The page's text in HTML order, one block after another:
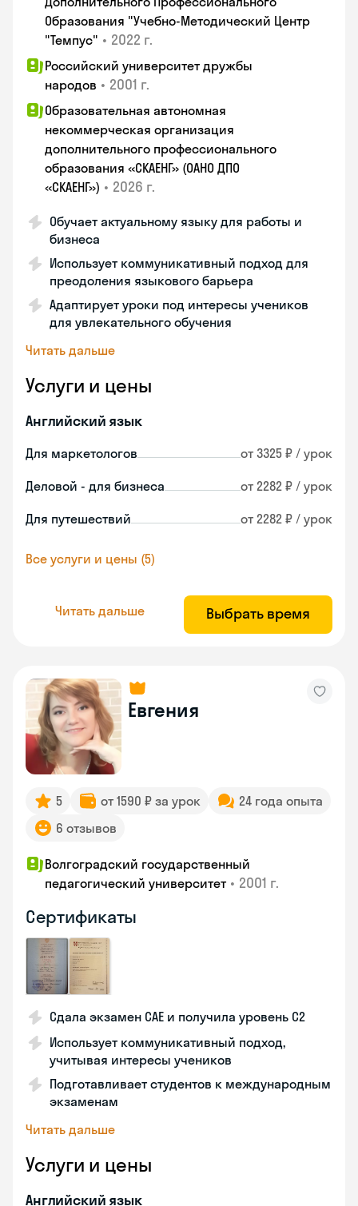
Образования "Учебно-Методический Центр
"Темпус" • 2022 г.
Российский университет дружбы
народов • 2001 г.
Образовательная автономная
некоммерческая организация
дополнительного профессионального
образования «СКАЕНГ» (ОАНО ДПО
«СКАЕНГ») • 2026 г.
Обучает актуальному языку для работы и
бизнеса
Использует коммуникативный подход для
преодоления языкового барьера
Адаптирует уроки под интересы учеников
для увлекательного обучения
Читать дальше
Услуги и цены
Английский язык
Для маркетологов от 3325 ₽ / урок
Деловой - для бизнеса от 2282 ₽ / урок
Для путешествий от 2282 ₽ / урок
Все услуги и цены (5)
Читать дальше Выбрать время
Евгения
5 от 1590 ₽ за урок
24 года опыта
6 отзывов
Волгоградский государственный
педагогический университет • 2001 г.
Сертификаты
Сдала экзамен CAE и получила уровень С2
Использует коммуникативный подход,
учитывая интересы учеников
Подготавливает студентов к международным
экзаменам
Читать дальше
Услуги и цены
Английский язык